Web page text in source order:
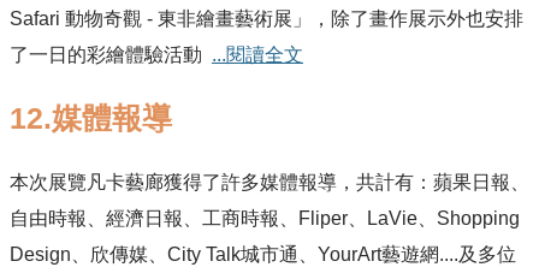
Safari 動物奇觀 - 東非繪畫藝術展」，除了畫作展示外也安排
了一日的彩繪體驗活動 ...閱讀全文
12.媒體報導
本次展覽凡卡藝廊獲得了許多媒體報導，共計有：蘋果日報、
自由時報、經濟日報、工商時報、Fliper、LaVie、Shopping
Design、欣傳媒、City Talk城市通、YourArt藝遊網....及多位